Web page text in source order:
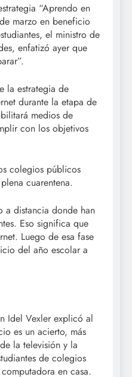
“Aprendo en
marzo en beneficio
el ministro de
enfatizó ayer que
la estrategia de
durante la etapa de
medios de
con los objetivos
colegios públicos
cuarentena.
a distancia donde han
Eso significa que
Luego de esa fase
del año escolar a
Idel Vexler explicó al
es un acierto, más
la televisión y la
de colegios
en casa.